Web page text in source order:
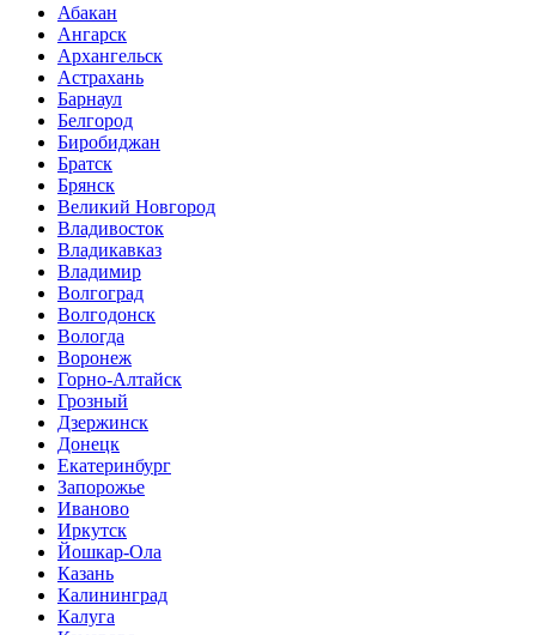
Абакан
Ангарск
Архангельск
Астрахань
Барнаул
Белгород
Биробиджан
Братск
Брянск
Великий Новгород
Владивосток
Владикавказ
Владимир
Волгоград
Волгодонск
Вологда
Воронеж
Горно-Алтайск
Грозный
Дзержинск
Донецк
Екатеринбург
Запорожье
Иваново
Иркутск
Йошкар-Ола
Казань
Калининград
Калуга